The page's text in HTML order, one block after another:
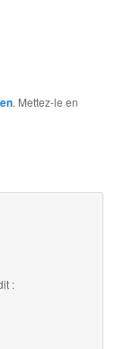
. Mettez-le en
: